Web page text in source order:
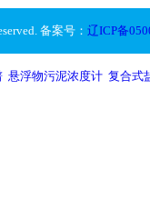
备案号： 辽ICP备
悬浮物污泥浓度计 复合式